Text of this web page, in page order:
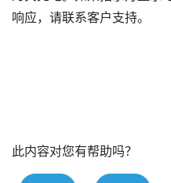
响应，请联系客户支持。
此内容对您有帮助吗？